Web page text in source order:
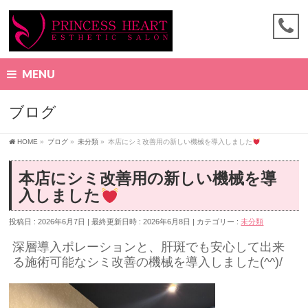
MENU
ブログ
HOME » ブログ » 未分類 » 本店にシミ改善用の新しい機械を導入しました
本店にシミ改善用の新しい機械を導
入しました
投稿日 : 2026年6月7日 最終更新日時 : 2026年6月8日 カテゴリー :未分類
深層導入ポレーションと、肝斑でも安心して出来
る施術可能なシミ改善の機械を導入しました(^^)/